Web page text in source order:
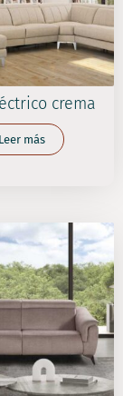
crema
Leer más